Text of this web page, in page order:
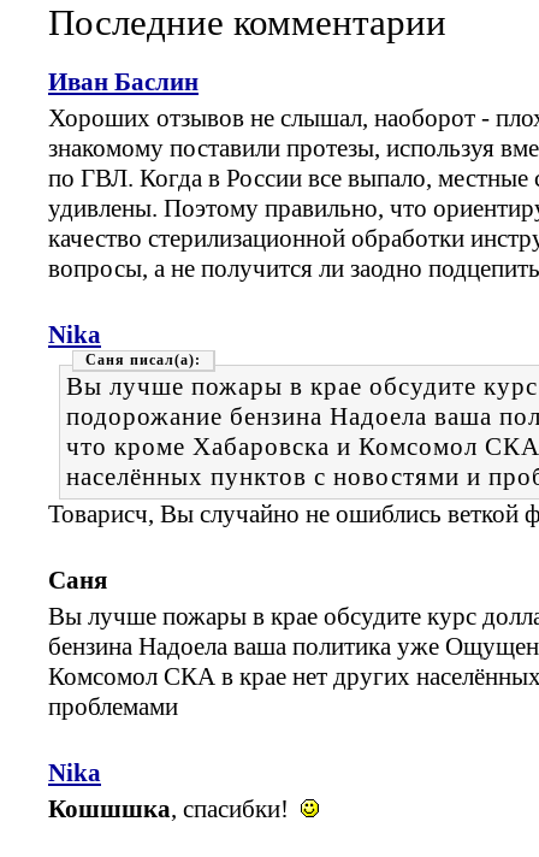
Последние комментарии
Иван Баслин
Хороших отзывов не слышал, наоборот -
знакомому поставили протезы, используя
по ГВЛ. Когда в России все выпало, местные
удивлены. Поэтому правильно, что
качество стерилизационной обработки
вопросы, а не получится ли заодно подцепить
Nika
Саня
Вы лучше пожары в крае обсудите
подорожание бензина Надоела ваша
что кроме Хабаровска и Комсомол
населённых пунктов с новостями и
Товарисч, Вы случайно не ошиблись
Саня
Вы лучше пожары в крае обсудите курс
бензина Надоела ваша политика уже
Комсомол СКА в крае нет других
проблемами
Nika
Кошшшка, спасибки!